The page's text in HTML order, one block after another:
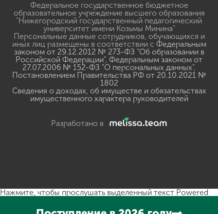
Федеральное государственное бюджетное
образовательное учреждение высшего образования
"Нижегородский государственный педагогический
университет имени Козьмы Минина"
Персональные данные сотрудников, обучающихся и
иных лиц размещены в соответствии с Федеральным
законом от 29.12.2012 № 273-ФЗ "Об образовании в
Российской Федерации", Федеральным законом от
27.07.2006 № 152-ФЗ "О персональных данных",
Постановлением Правительства РФ от 20.10.2021 №
1802
Сведения о доходах, об имуществе и обязательствах
имущественного характера руководителей
Разработано в
Нажмите, чтобы прослушать выделенный текст Powered